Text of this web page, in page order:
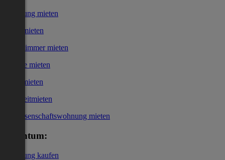
Wohnung mieten
Haus mieten
WG-Zimmer mieten
Garage mieten
Büro mieten
Kurzzeitmieten
Genossenschaftswohnung mieten
Eigentum:
Wohnung kaufen